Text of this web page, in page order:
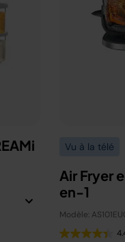
Vu à la télé
Air Fryer
en-1
Modèle: